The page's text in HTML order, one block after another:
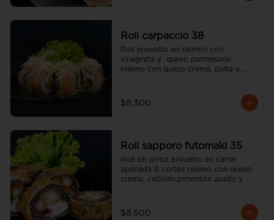
Roll carpaccio 38
Roll envuelto en salmón con
vinagreta y  queso parmesano
relleno con queso crema, palta y
$8.300
Roll sapporo futomaki 35
Roll sin arroz envuelto en carne
apanada 8 cortes relleno con queso
crema, cebollín,pimentón asado y
$8.500